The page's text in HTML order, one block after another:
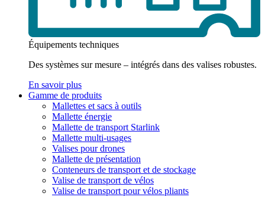
Équipements techniques
Des systèmes sur mesure – intégrés dans des valises robustes.
En savoir plus
Gamme de produits
Mallettes et sacs à outils
Mallette énergie
Mallette de transport Starlink
Mallette multi-usages
Valises pour drones
Mallette de présentation
Conteneurs de transport et de stockage
Valise de transport de vélos
Valise de transport pour vélos pliants